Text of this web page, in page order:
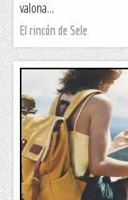
valona...
El rincón de Sele